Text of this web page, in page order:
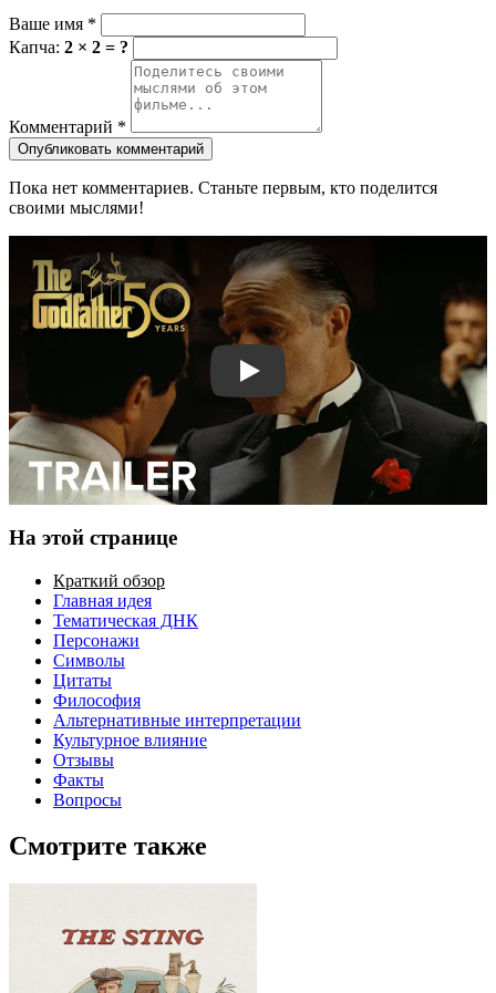
Ваше имя *
Капча: 2 × 2 = ?
Комментарий *
Опубликовать комментарий
Пока нет комментариев. Станьте первым, кто поделится
своими мыслями!
Смотреть трейлер
На этой странице
Краткий обзор
Главная идея
Тематическая ДНК
Персонажи
Символы
Цитаты
Философия
Альтернативные интерпретации
Культурное влияние
Отзывы
Факты
Вопросы
Смотрите также